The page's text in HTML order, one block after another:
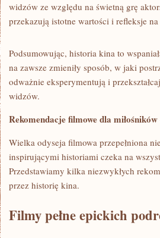
widzów ze względu na świetną grę
przekazują ‌istotne‌ wartości i refleksje
Podsumowując, historia⁣ kina⁤ to⁢
na ⁣zawsze zmieniły sposób, w jaki
odważnie eksperymentują i
widzów.
Rekomendacje‍ filmowe dla
Wielka odyseja‍ filmowa ‍przepełniona
inspirującymi historiami czeka na
Przedstawiamy⁣ kilka niezwykłych
przez historię‍ kina.
Filmy pełne ‍epickich